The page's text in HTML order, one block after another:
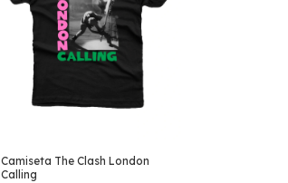
Camiseta The Clash London
Calling